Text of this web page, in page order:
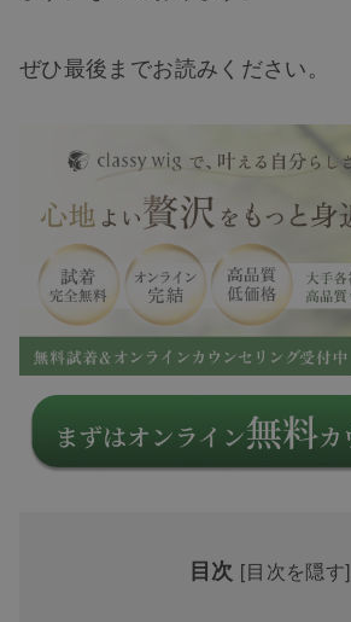
ぜひ最後までお読みください。
目次 [目次を隠す]